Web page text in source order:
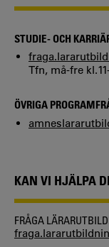
STUDIE- OCH
Tfn, må-fre
ÖVRIGA
KAN VI HJÄLPA
FRÅGA